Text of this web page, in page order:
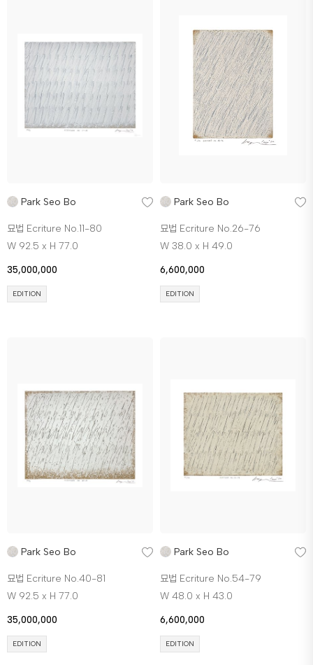
Park Seo Bo
묘법 Ecriture No.11-80
W 92.5 x H 77.0
35,000,000
EDITION
Park Seo Bo
묘법 Ecriture No.26-76
W 38.0 x H 49.0
6,600,000
EDITION
Park Seo Bo
묘법 Ecriture No.40-81
W 92.5 x H 77.0
35,000,000
EDITION
Park Seo Bo
묘법 Ecriture No.54-79
W 48.0 x H 43.0
6,600,000
EDITION